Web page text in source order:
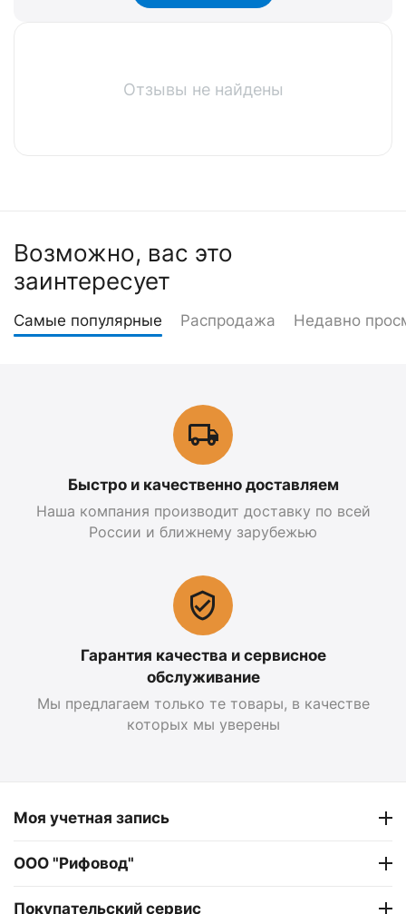
Отзывы не найдены
Возможно, вас это
заинтересует
Самые популярные Распродажа Недавно
Быстро и качественно доставляем
Наша компания производит доставку по всей
России и ближнему зарубежью
Гарантия качества и сервисное
обслуживание
Мы предлагаем только те товары, в качестве
которых мы уверены
Моя учетная запись
ООО "Рифовод"
Покупательский сервис